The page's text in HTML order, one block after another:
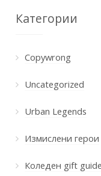
Категории
Copywrong
Uncategorized
Urban Legends
Измислени герои
Коледен gift guide